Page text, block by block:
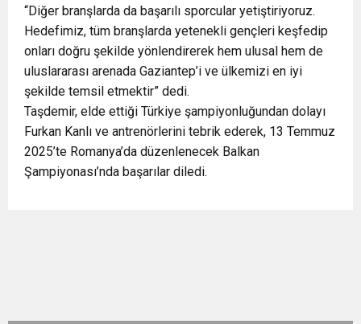
“Diğer branşlarda da başarılı sporcular yetiştiriyoruz.
Hedefimiz, tüm branşlarda yetenekli gençleri keşfedip
onları doğru şekilde yönlendirerek hem ulusal hem de
uluslararası arenada Gaziantep’i ve ülkemizi en iyi
şekilde temsil etmektir” dedi.
Taşdemir, elde ettiği Türkiye şampiyonluğundan dolayı
Furkan Kanlı ve antrenörlerini tebrik ederek, 13 Temmuz
2025’te Romanya’da düzenlenecek Balkan
Şampiyonası’nda başarılar diledi.